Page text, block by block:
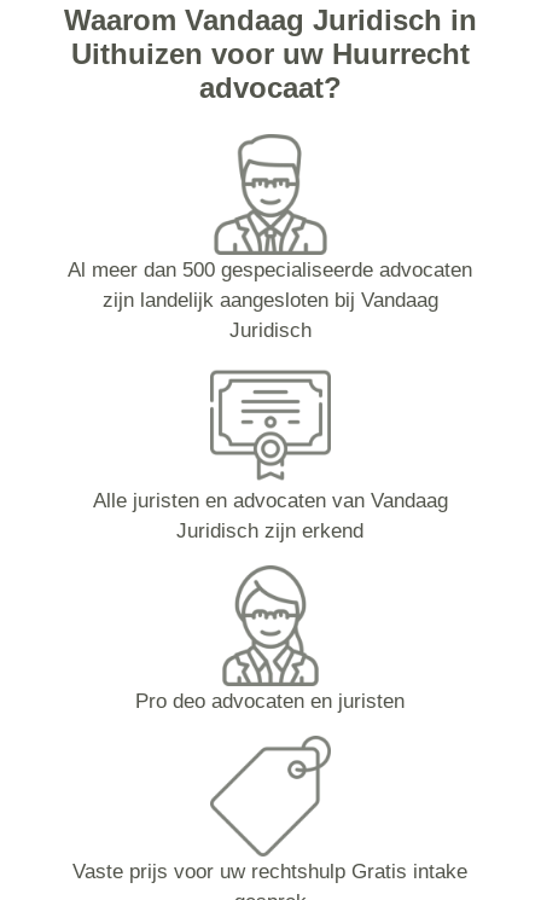
Waarom Vandaag Juridisch in
Uithuizen voor uw Huurrecht
advocaat?
Al meer dan 500 gespecialiseerde advocaten
zijn landelijk aangesloten bij Vandaag
Juridisch
Alle juristen en advocaten van Vandaag
Juridisch zijn erkend
Pro deo advocaten en juristen
Vaste prijs voor uw rechtshulp Gratis intake